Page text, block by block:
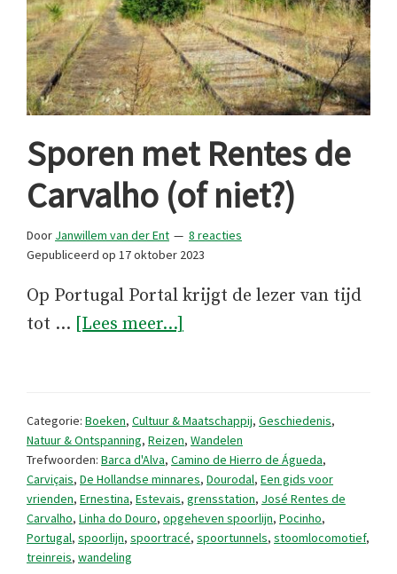
Sporen met Rentes de
Carvalho (of niet?)
Door Janwillem van der Ent
8 reacties
Gepubliceerd op 17 oktober 2023
Op Portugal Portal krijgt de lezer van tijd
tot … [Lees meer...]
Carvalho
(of
niet?)
Categorie: Boeken, Cultuur & Maatschappij, Geschiedenis,
Natuur & Ontspanning, Reizen, Wandelen
Trefwoorden: Barca d'Alva, Camino de Hierro de Águeda,
Carviçais, De Hollandse minnares, Dourodal, Een gids voor
vrienden, Ernestina, Estevais, grensstation, José Rentes de
Carvalho, Linha do Douro, opgeheven spoorlijn, Pocinho,
Portugal, spoorlijn, spoortracé, spoortunnels, stoomlocomotief,
treinreis, wandeling